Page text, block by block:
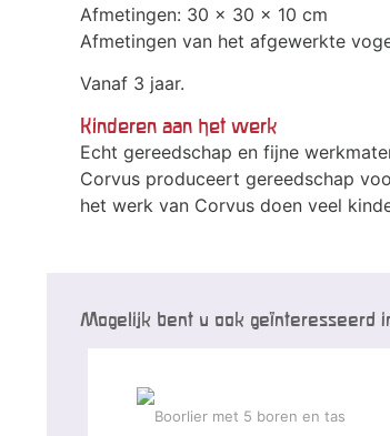
Afmetingen: 30 x 30 x 10 cm
Afmetingen van het afgewerkte
Vanaf 3 jaar.
Kinderen aan het werk
Echt gereedschap en fijne
Corvus produceert gereedschap
het werk van Corvus doen veel
Mogelijk bent u ook geïnteresseerd